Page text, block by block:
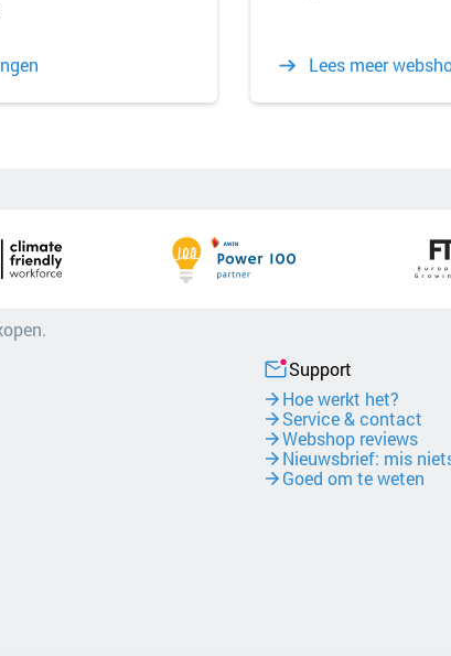
Lees meer
Support
Hoe werkt het?
Service & contact
Webshop reviews
Nieuwsbrief: mis
Goed om te weten